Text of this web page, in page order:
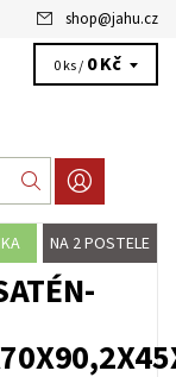
shop@jahu.cz
0 ks / 0 Kč
NA 2 POSTELE